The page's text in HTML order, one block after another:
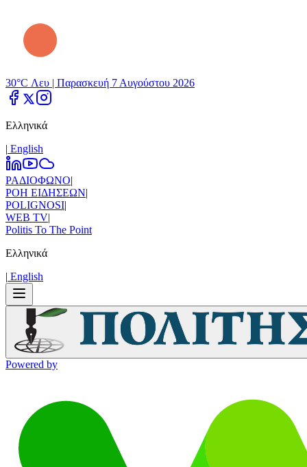
30°C Λευ | Παρασκευή 7 Αυγούστου 2026
Ελληνικά
| Εnglish
ΡΑΔΙΟΦΩΝΟ|
ΡΟΗ ΕΙΔΗΣΕΩΝ|
POLIGNOSI|
WEB TV|
Politis To The Point
Ελληνικά
| Εnglish
Powered by